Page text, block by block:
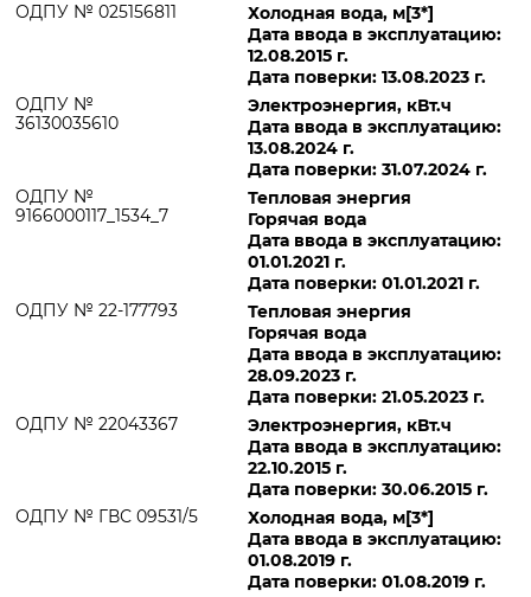
ОДПУ № 025156811
Холодная вода, м[3*]
Дата ввода в эксплуатацию:
12.08.2015 г.
Дата поверки: 13.08.2023 г.
ОДПУ №
36130035610
Электроэнергия, кВт.ч
Дата ввода в эксплуатацию:
13.08.2024 г.
Дата поверки: 31.07.2024 г.
ОДПУ №
9166000117_1534_7
Тепловая энергия
Горячая вода
Дата ввода в эксплуатацию:
01.01.2021 г.
Дата поверки: 01.01.2021 г.
ОДПУ № 22-177793
Тепловая энергия
Горячая вода
Дата ввода в эксплуатацию:
28.09.2023 г.
Дата поверки: 21.05.2023 г.
ОДПУ № 22043367
Электроэнергия, кВт.ч
Дата ввода в эксплуатацию:
22.10.2015 г.
Дата поверки: 30.06.2015 г.
ОДПУ № ГВС 09531/5
Холодная вода, м[3*]
Дата ввода в эксплуатацию:
01.08.2019 г.
Дата поверки: 01.08.2019 г.